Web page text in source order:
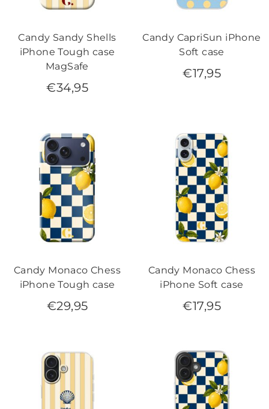
Candy Sandy Shells
iPhone Tough case
MagSafe
€34,95
Candy CapriSun iPhone
Soft case
€17,95
Candy Monaco Chess
iPhone Tough case
€29,95
Candy Monaco Chess
iPhone Soft case
€17,95